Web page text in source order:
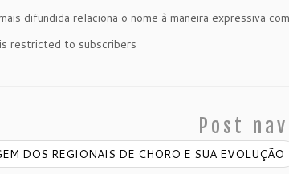
difundida relaciona o nome à maneira expressiva
restricted to subscribers
Post
DOS REGIONAIS DE CHORO E SUA EVOLUÇÃO